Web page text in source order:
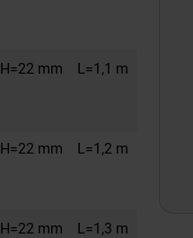
H=22 mm L=1,1 m
H=22 mm L=1,2 m
H=22 mm L=1,3 m